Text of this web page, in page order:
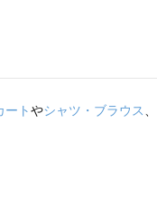
ートやシャツ・ブラウス